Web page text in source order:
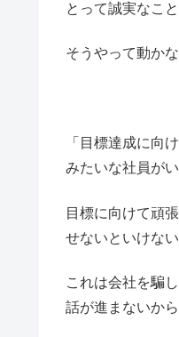
とって誠実なこ
そうやって動か
「目標達成に向
みたいな社員が
目標に向けて頑
せないといけな
これは会社を騙
話が進まないか